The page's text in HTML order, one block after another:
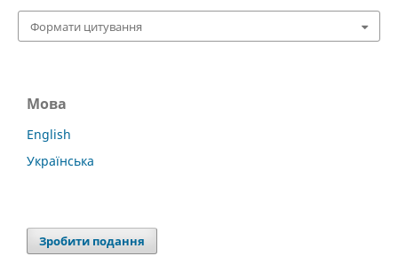
Формати цитування
Мова
English
Українська
Зробити подання